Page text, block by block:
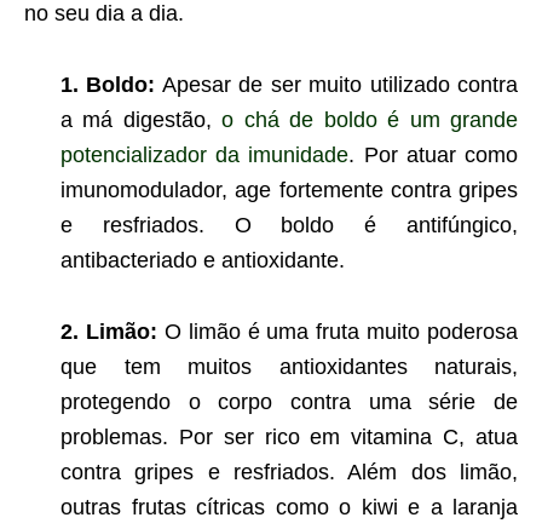
no seu dia a dia.
1. Boldo: Apesar de ser muito utilizado contra
a má digestão,o chá de boldo é um grande
potencializador da imunidade. Por atuar como
imunomodulador, age fortemente contra gripes
e resfriados. O boldo é antifúngico,
antibacteriado e antioxidante.
2. Limão: O limão é uma fruta muito poderosa
que tem muitos antioxidantes naturais,
protegendo o corpo contra uma série de
problemas. Por ser rico em vitamina C, atua
contra gripes e resfriados. Além dos limão,
outras frutas cítricas como o kiwi e a laranja